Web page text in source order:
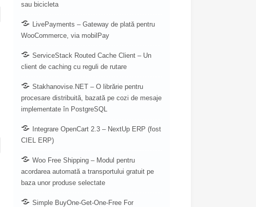
sau bicicleta
LivePayments – Gateway de plată pentru
WooCommerce, via mobilPay
ServiceStack Routed Cache Client – Un
client de caching cu reguli de rutare
Stakhanovise.NET – O librărie pentru
procesare distribuită, bazată pe cozi de mesaje
implementate în PostgreSQL
Integrare OpenCart 2.3 – NextUp ERP (fost
CIEL ERP)
Woo Free Shipping – Modul pentru
acordarea automată a transportului gratuit pe
baza unor produse selectate
Simple BuyOne-Get-One-Free For